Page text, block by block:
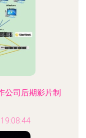
公司后期影片制